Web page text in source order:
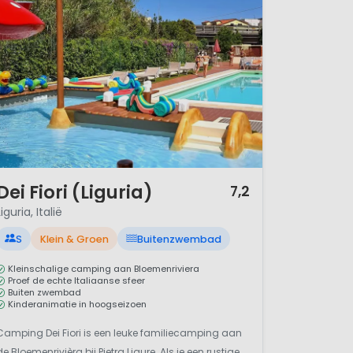
woon/kookruimte, en
is de keuken
verschil zit hem vooral in
wordt. De echte
kampeergevoel komt
eigen sanitair, douche of
Fiori (Liguria) 7,2
Italië
S Klein & Groen Buitenzwembad
Kleinschalige camping aan Bloemenriviera
Proef de echte Italiaanse sfeer
Buiten zwembad
Kinderanimatie in hoogseizoen
Dei Fiori is een leuke familiecamping aan